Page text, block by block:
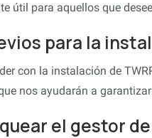
útil para aquellos que
para la
con la instalación de
nos ayudarán a
el gestor